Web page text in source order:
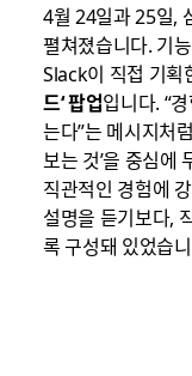
4월 24일과 25일,
펼쳐졌습니다. 기
Slack이 직접 기
드‘팝업입니다. “
는다”는 메시지처
보는 것’을 중심에
직관적인 경험에
설명을 듣기보다,
록 구성돼 있었습